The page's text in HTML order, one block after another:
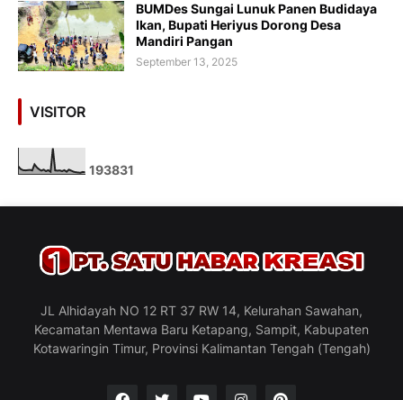
BUMDes Sungai Lunuk Panen Budidaya
Ikan, Bupati Heriyus Dorong Desa
Mandiri Pangan
September 13, 2025
VISITOR
193831
JL Alhidayah NO 12 RT 37 RW 14, Kelurahan Sawahan,
Kecamatan Mentawa Baru Ketapang, Sampit, Kabupaten
Kotawaringin Timur, Provinsi Kalimantan Tengah (Tengah)